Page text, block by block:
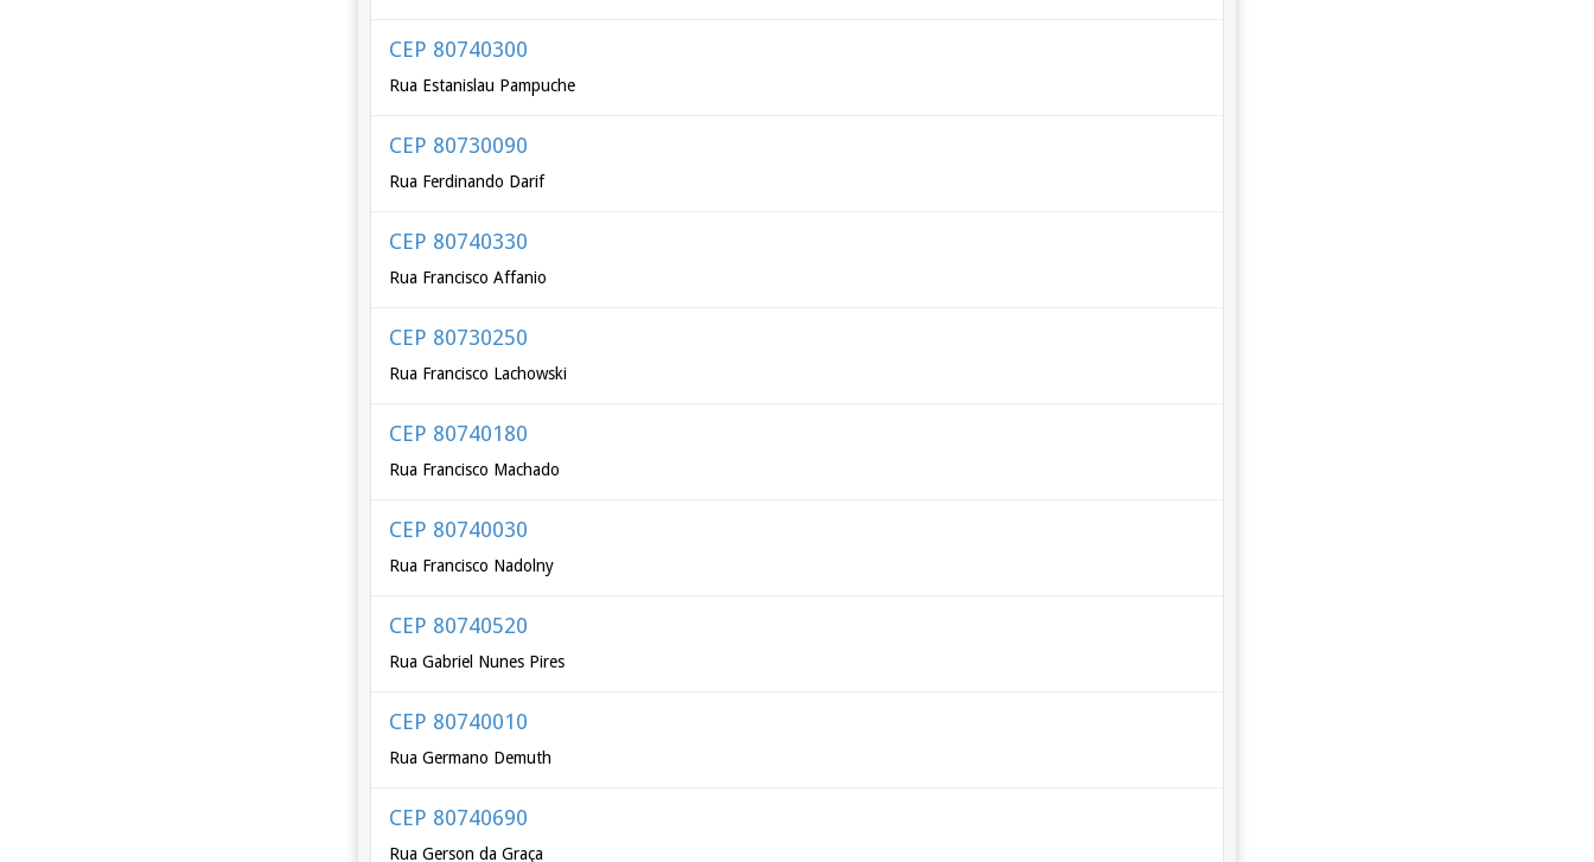
CEP 80740300
Rua Estanislau Pampuche
CEP 80730090
Rua Ferdinando Darif
CEP 80740330
Rua Francisco Affanio
CEP 80730250
Rua Francisco Lachowski
CEP 80740180
Rua Francisco Machado
CEP 80740030
Rua Francisco Nadolny
CEP 80740520
Rua Gabriel Nunes Pires
CEP 80740010
Rua Germano Demuth
CEP 80740690
Rua Gerson da Graça